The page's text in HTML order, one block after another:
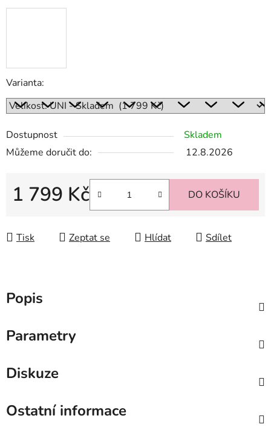
Varianta:
Dostupnost
Skladem
Můžeme doručit do:
12.8.2026
1 799 Kč DO KOŠÍKU
Tisk Zeptat se Hlídat Sdílet
Popis
Parametry
Diskuze
Ostatní informace